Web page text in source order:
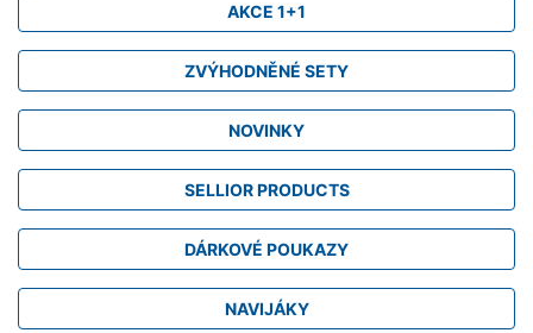
AKCE 1+1
ZVÝHODNĚNÉ SETY
NOVINKY
SELLIOR PRODUCTS
DÁRKOVÉ POUKAZY
NAVIJÁKY